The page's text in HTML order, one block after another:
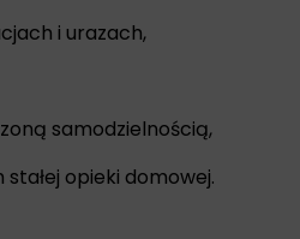
i urazach,
samodzielnością,
opieki domowej.